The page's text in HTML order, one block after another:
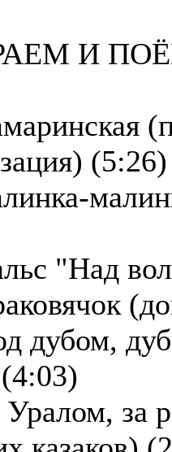
И
(5:26)
"Над
дубом,
за